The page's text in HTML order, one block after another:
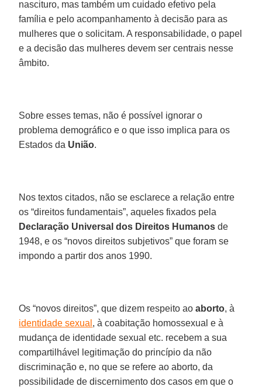
nascituro, mas também um cuidado efetivo pela
família e pelo acompanhamento à decisão para as
mulheres que o solicitam. A responsabilidade, o papel
e a decisão das mulheres devem ser centrais nesse
âmbito.
Sobre esses temas, não é possível ignorar o
problema demográfico e o que isso implica para os
Estados da União.
Nos textos citados, não se esclarece a relação entre
os “direitos fundamentais”, aqueles fixados pela
Declaração Universal dos Direitos Humanos de
1948, e os “novos direitos subjetivos” que foram se
impondo a partir dos anos 1990.
Os “novos direitos”, que dizem respeito aoaborto, à
identidade sexual , à coabitação homossexual e à
mudança de identidade sexual etc. recebem a sua
compartilhável legitimação do princípio da não
discriminação e, no que se refere ao aborto, da
possibilidade de discernimento dos casos em que o